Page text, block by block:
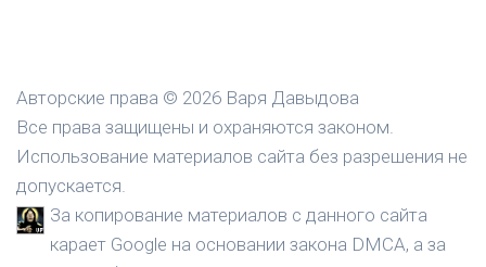
Авторские права © 2026 Варя Давыдова
Все права защищены и охраняются законом.
Использование материалов сайта без разрешения не
допускается.
За копирование материалов с данного сайта
карает Google на основании закона DMCA, а за